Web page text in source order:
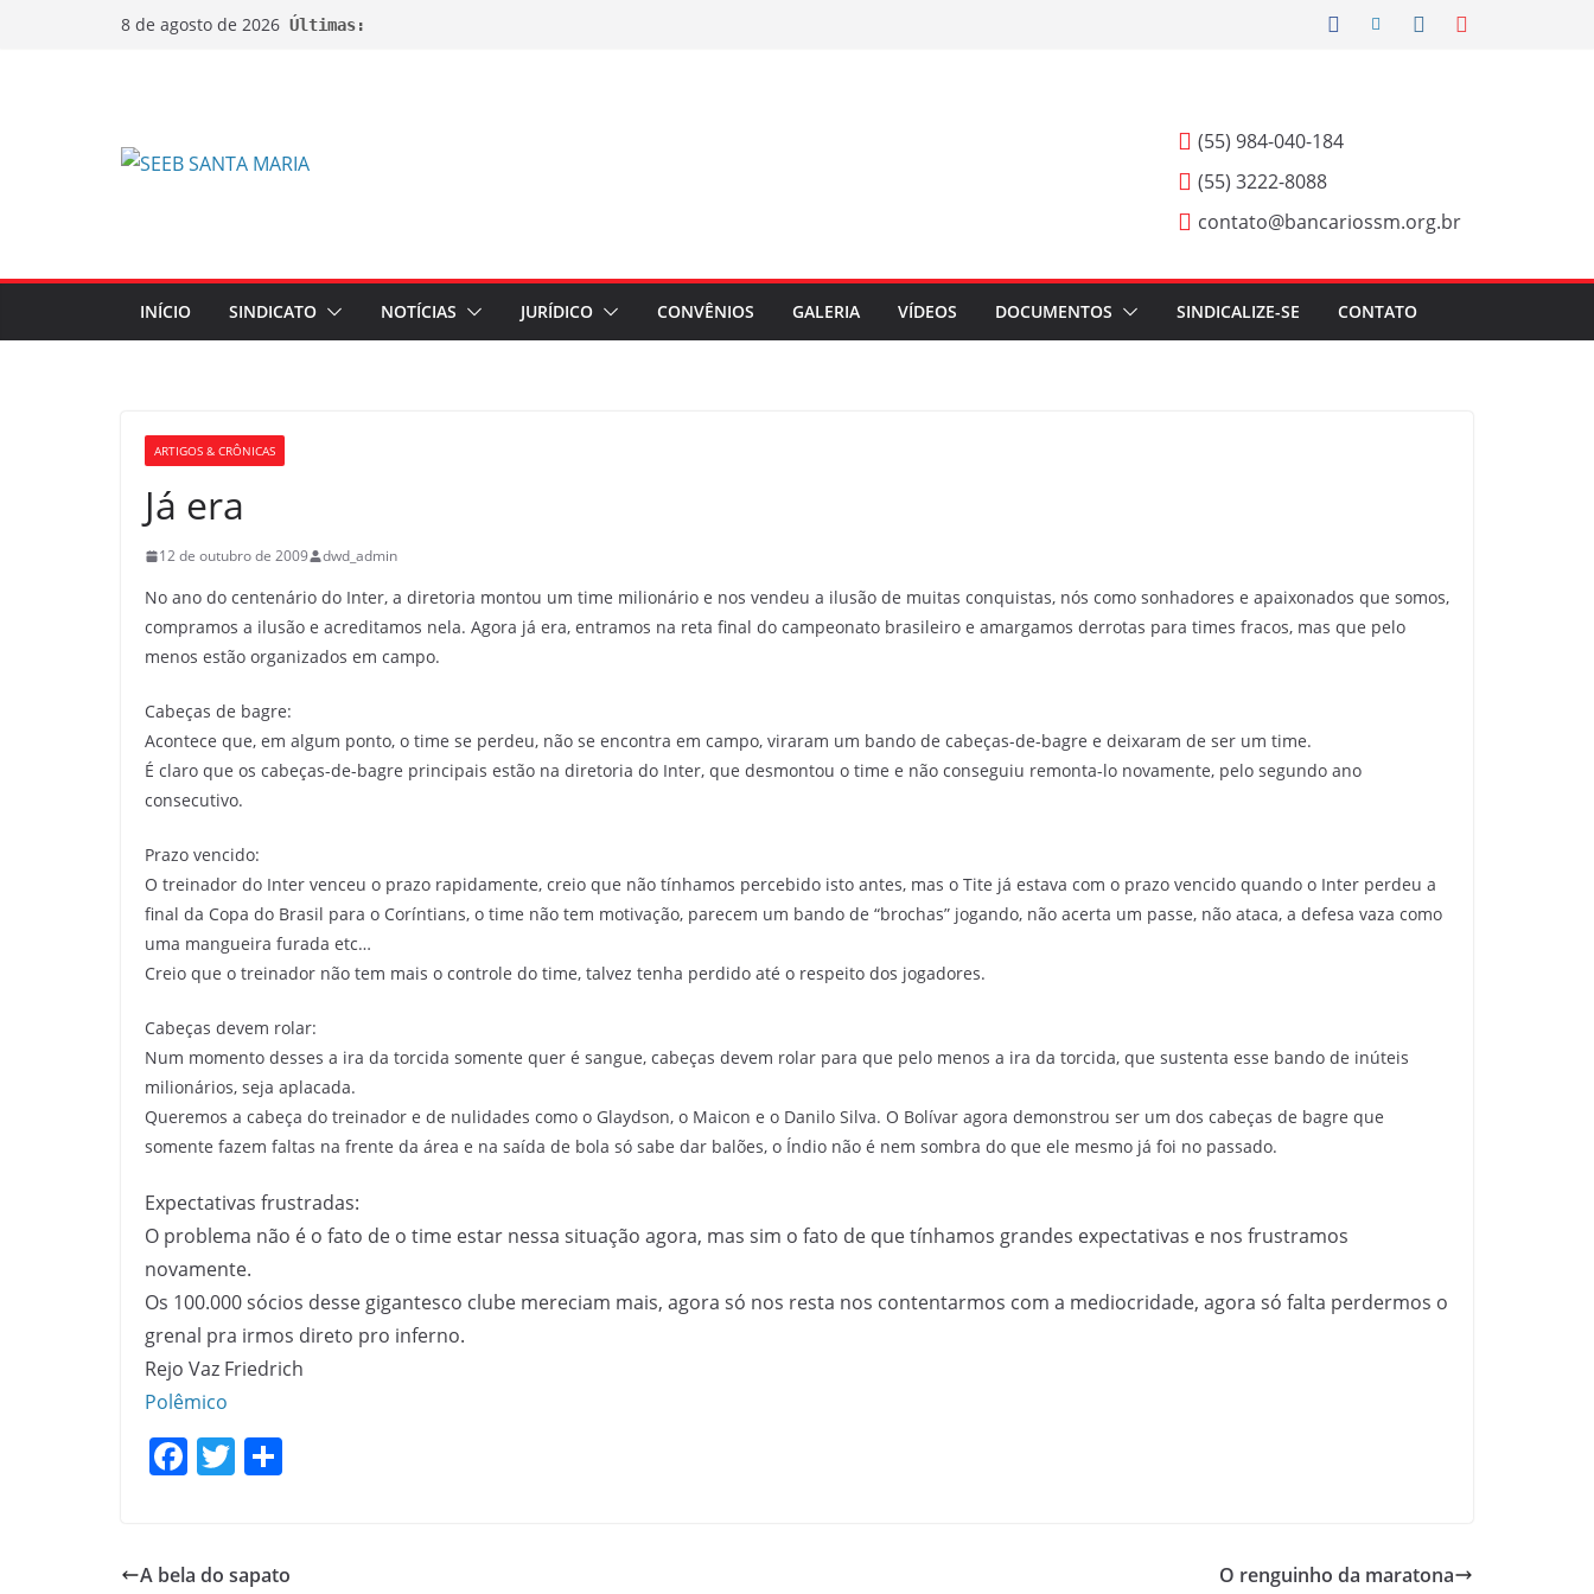
8 de agosto de 2026 Últimas:
(55) 984-040-184
(55) 3222-8088
contato@bancariossm.org.br
INÍCIO SINDICATO NOTÍCIAS JURÍDICO CONVÊNIOS GALERIA VÍDEOS DOCUMENTOS SINDICALIZE-SE CONTATO
ARTIGOS & CRÔNICAS
Já era
12 de outubro de 2009 dwd_admin
No ano do centenário do Inter, a diretoria montou um time milionário e nos vendeu a ilusão de muitas conquistas, nós como sonhadores e apaixonados que somos,
compramos a ilusão e acreditamos nela. Agora já era, entramos na reta final do campeonato brasileiro e amargamos derrotas para times fracos, mas que pelo
menos estão organizados em campo.
Cabeças de bagre:
Acontece que, em algum ponto, o time se perdeu, não se encontra em campo, viraram um bando de cabeças-de-bagre e deixaram de ser um time.
É claro que os cabeças-de-bagre principais estão na diretoria do Inter, que desmontou o time e não conseguiu remonta-lo novamente, pelo segundo ano
consecutivo.
Prazo vencido:
O treinador do Inter venceu o prazo rapidamente, creio que não tínhamos percebido isto antes, mas o Tite já estava com o prazo vencido quando o Inter perdeu a
final da Copa do Brasil para o Coríntians, o time não tem motivação, parecem um bando de “brochas” jogando, não acerta um passe, não ataca, a defesa vaza como
uma mangueira furada etc…
Creio que o treinador não tem mais o controle do time, talvez tenha perdido até o respeito dos jogadores.
Cabeças devem rolar:
Num momento desses a ira da torcida somente quer é sangue, cabeças devem rolar para que pelo menos a ira da torcida, que sustenta esse bando de inúteis
milionários, seja aplacada.
Queremos a cabeça do treinador e de nulidades como o Glaydson, o Maicon e o Danilo Silva. O Bolívar agora demonstrou ser um dos cabeças de bagre que
somente fazem faltas na frente da área e na saída de bola só sabe dar balões, o Índio não é nem sombra do que ele mesmo já foi no passado.
Expectativas frustradas:
O problema não é o fato de o time estar nessa situação agora, mas sim o fato de que tínhamos grandes expectativas e nos frustramos
novamente.
Os 100.000 sócios desse gigantesco clube mereciam mais, agora só nos resta nos contentarmos com a mediocridade, agora só falta perdermos o
grenal pra irmos direto pro inferno.
Rejo Vaz Friedrich
Polêmico
F
e
T
er e
A bela do sapato O renguinho da maratona